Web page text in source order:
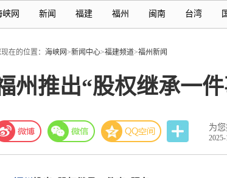
峡网 新闻 福建 福州 闽南 台湾
在的位置： 海峡网>新闻中心>福建频道>福州新闻
州推出“股权继承一
为